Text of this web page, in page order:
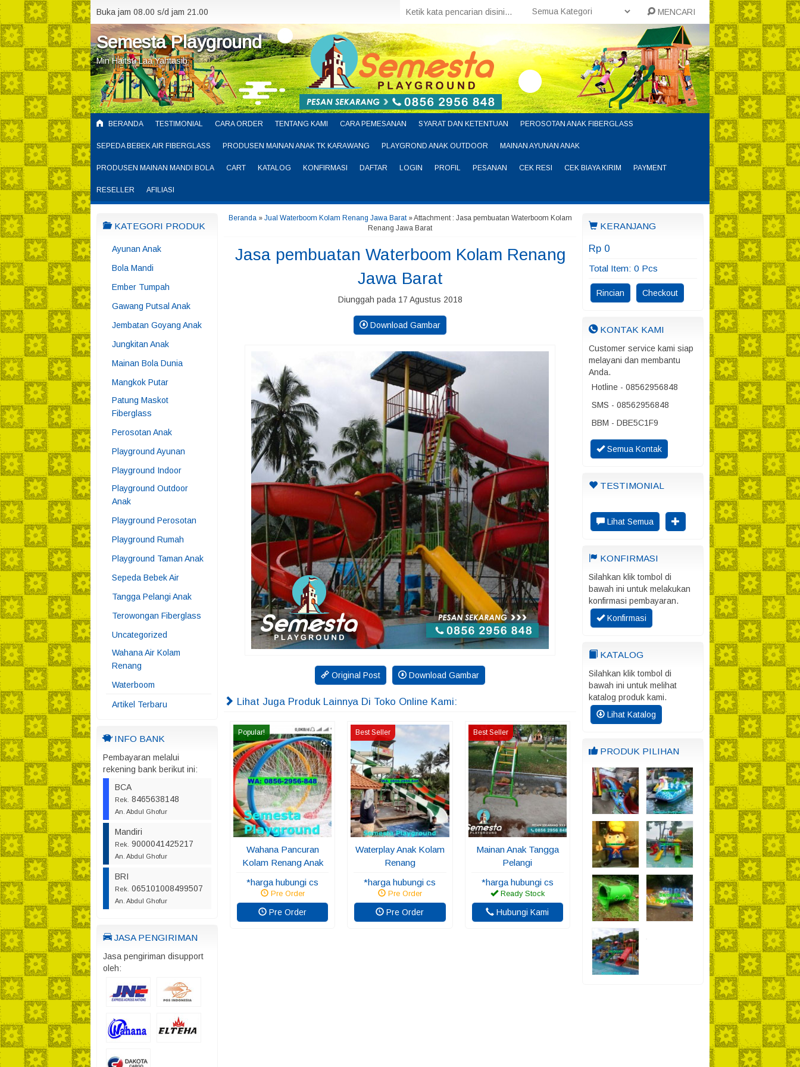
Buka jam 08.00 s/d jam 21.00 MENCARI
Semesta Playground
Min Haitsu Laa Yahtasib
BERANDA TESTIMONIAL CARA ORDER TENTANG KAMI CARA PEMESANAN SYARAT DAN KETENTUAN PEROSOTAN ANAK FIBERGLASS
SEPEDA BEBEK AIR FIBERGLASS PRODUSEN MAINAN ANAK TK KARAWANG PLAYGROND ANAK OUTDOOR MAINAN AYUNAN ANAK
PRODUSEN MAINAN MANDI BOLA CART KATALOG KONFIRMASI DAFTAR LOGIN PROFIL PESANAN CEK RESI CEK BIAYA KIRIM PAYMENT
RESELLER AFILIASI
KATEGORI PRODUK
Ayunan Anak
Bola Mandi
Ember Tumpah
Gawang Putsal Anak
Jembatan Goyang Anak
Jungkitan Anak
Mainan Bola Dunia
Mangkok Putar
Patung Maskot
Fiberglass
Perosotan Anak
Playground Ayunan
Playground Indoor
Playground Outdoor
Anak
Playground Perosotan
Playground Rumah
Playground Taman Anak
Sepeda Bebek Air
Tangga Pelangi Anak
Terowongan Fiberglass
Uncategorized
Wahana Air Kolam
Renang
Waterboom
Artikel Terbaru
INFO BANK
Pembayaran melalui
rekening bank berikut ini:
BCA
Rek. 8465638148
An. Abdul Ghofur
Mandiri
Rek. 9000041425217
An. Abdul Ghofur
BRI
Rek. 065101008499507
An. Abdul Ghofur
JASA PENGIRIMAN
Jasa pengiriman disupport
oleh:
Beranda» Jual Waterboom Kolam Renang Jawa Barat» Attachment : Jasa pembuatan Waterboom Kolam
Renang Jawa Barat
Jasa pembuatan Waterboom Kolam Renang
Jawa Barat
Diunggah pada 17 Agustus 2018
Download Gambar
Original Post Download Gambar
Lihat Juga Produk Lainnya Di Toko Online Kami:
Popular!
Wahana Pancuran
Kolam Renang Anak
*harga hubungi cs
Pre Order
Pre Order
Best Seller
Waterplay Anak Kolam
Renang
*harga hubungi cs
Pre Order
Pre Order
Best Seller
Mainan Anak Tangga
Pelangi
*harga hubungi cs
Ready Stock
Hubungi Kami
KERANJANG
Rp 0
Total Item: 0 Pcs
Rincian Checkout
KONTAK KAMI
Customer service kami siap
melayani dan membantu
Anda.
Hotline - 08562956848
SMS - 08562956848
BBM - DBE5C1F9
Semua Kontak
TESTIMONIAL
Lihat Semua
KONFIRMASI
Silahkan klik tombol di
bawah ini untuk melakukan
konfirmasi pembayaran.
Konfirmasi
KATALOG
Silahkan klik tombol di
bawah ini untuk melihat
katalog produk kami.
Lihat Katalog
PRODUK PILIHAN